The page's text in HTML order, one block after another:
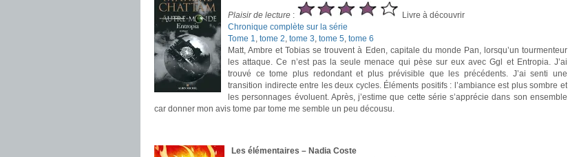
Plaisir de lecture :
Livre à découvrir
Chronique complète sur la série
Tome 1, tome 2, tome 3, tome 5, tome 6
Matt, Ambre et Tobias se trouvent à Eden, capitale du monde Pan, lorsqu’un tourmenteur
les attaque. Ce n’est pas la seule menace qui pèse sur eux avec Ggl et Entropia. J’ai
trouvé ce tome plus redondant et plus prévisible que les précédents. J’ai senti une
transition indirecte entre les deux cycles. Éléments positifs : l’ambiance est plus sombre et
les personnages évoluent. Après, j’estime que cette série s’apprécie dans son ensemble
car donner mon avis tome par tome me semble un peu décousu.
Les élémentaires – Nadia Coste